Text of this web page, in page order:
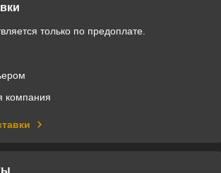
только по предоплате.
компания